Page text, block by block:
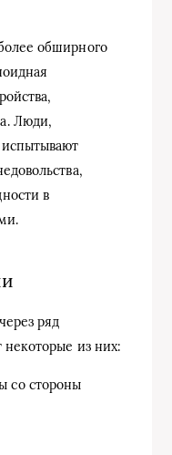
обширного
Люди,
в
ряд
некоторые из них:
со стороны